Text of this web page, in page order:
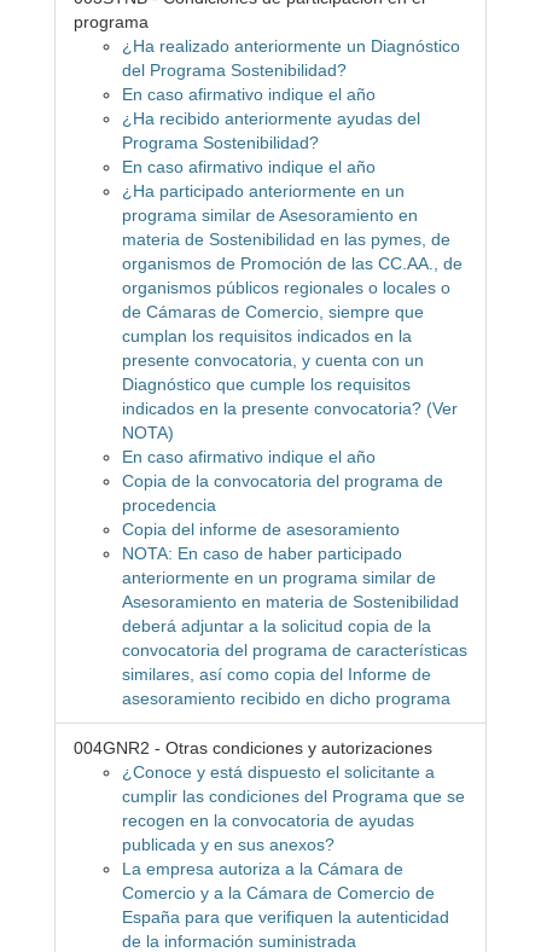
programa
¿Ha realizado anteriormente un Diagnóstico
del Programa Sostenibilidad?
En caso afirmativo indique el año
¿Ha recibido anteriormente ayudas del
Programa Sostenibilidad?
En caso afirmativo indique el año
¿Ha participado anteriormente en un
programa similar de Asesoramiento en
materia de Sostenibilidad en las pymes, de
organismos de Promoción de las CC.AA., de
organismos públicos regionales o locales o
de Cámaras de Comercio, siempre que
cumplan los requisitos indicados en la
presente convocatoria, y cuenta con un
Diagnóstico que cumple los requisitos
indicados en la presente convocatoria? (Ver
NOTA)
En caso afirmativo indique el año
Copia de la convocatoria del programa de
procedencia
Copia del informe de asesoramiento
NOTA: En caso de haber participado
anteriormente en un programa similar de
Asesoramiento en materia de Sostenibilidad
deberá adjuntar a la solicitud copia de la
convocatoria del programa de características
similares, así como copia del Informe de
asesoramiento recibido en dicho programa
004GNR2 - Otras condiciones y autorizaciones
¿Conoce y está dispuesto el solicitante a
cumplir las condiciones del Programa que se
recogen en la convocatoria de ayudas
publicada y en sus anexos?
La empresa autoriza a la Cámara de
Comercio y a la Cámara de Comercio de
España para que verifiquen la autenticidad
de la información suministrada